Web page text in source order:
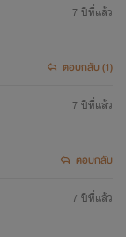
7 ปีที่แล้ว
ตอบกลับ (1)
7 ปีที่แล้ว
ตอบกลับ
7 ปีที่แล้ว